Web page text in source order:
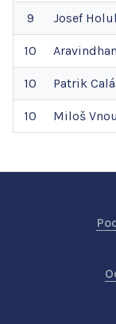
9 Josef
10 Aravindhan
10 Patrik
10 Miloš